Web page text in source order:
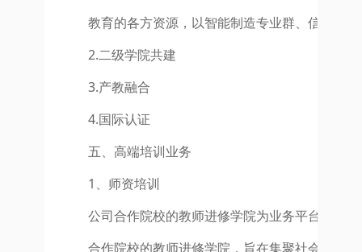
教育的各方资源，以智能制造专业群、信息类
2.二级学院共建
3.产教融合
4.国际认证
五、高端培训业务
1、师资培训
公司合作院校的教师进修学院为业务平台，打
合作院校的教师进修学院，旨在集聚社会各界